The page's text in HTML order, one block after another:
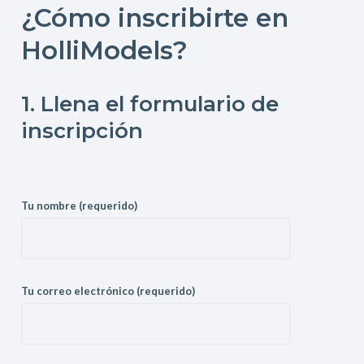
¿Cómo inscribirte en
HolliModels?
1. Llena el formulario de
inscripción
Tu nombre (requerido)
Tu correo electrónico (requerido)